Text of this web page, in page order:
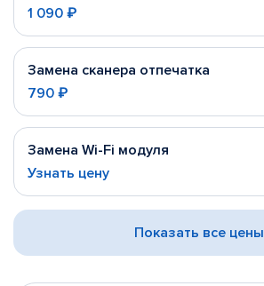
1 090 ₽
Замена сканера отпечатка
790 ₽
Замена Wi-Fi модуля
Узнать цену
Показать все цены